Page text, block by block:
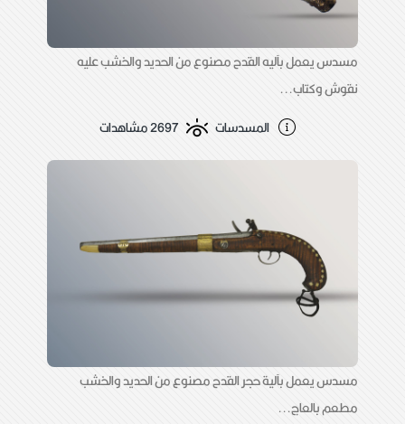
مسدس يعمل بآليه القدح مصنوع من الحديد والخشب عليه
نقوش وكتاب...
المسدسات
2697 مشاهدات
مسدس يعمل بآلية حجر القدح مصنوع من الحديد والخشب
مطعم بالعاج...